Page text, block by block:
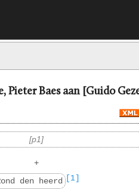
Pieter Baes aan [Guido
p1
+
den heerd
[1]